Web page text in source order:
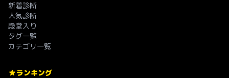
新着診断
人気診断
殿堂入り
タグ一覧
カテゴリ一覧
ランキング